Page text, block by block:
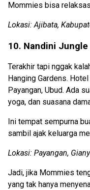
Mommies bisa
Lokasi: Ajibata,
10. Nandini
Terakhir tapi nggak
Hanging Gardens.
Payangan, Ubud. Ada
yoga, dan suasana
Ini tempat sempurna
sambil ajak keluarga
Lokasi: Payangan,
Jadi, jika Mommies
yang tak hanya